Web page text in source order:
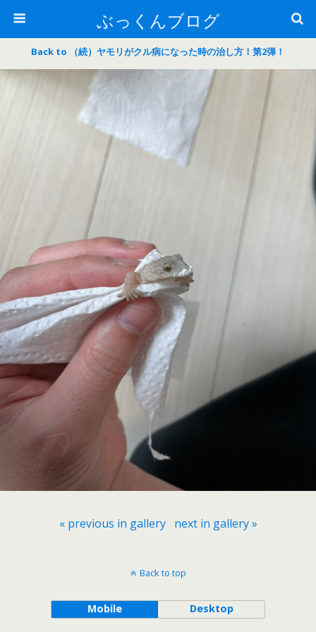
ぶっくんブログ
Back to （続）ヤモリがクル病になった時の治し方！第2弾！
« previous in gallery next in gallery »
Back to top
Mobile Desktop